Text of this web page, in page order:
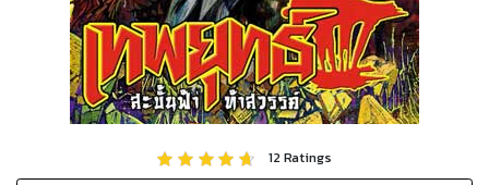
12Ratings